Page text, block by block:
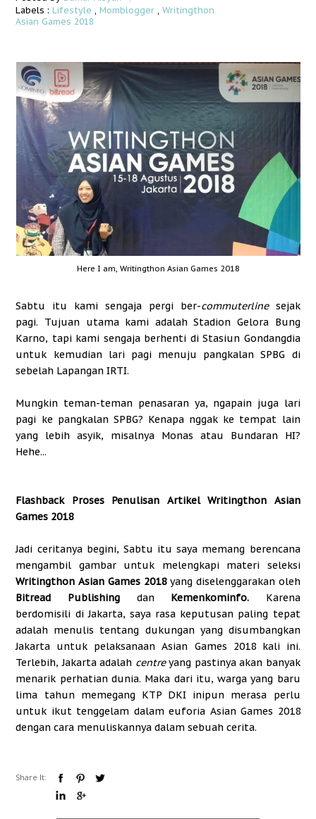
Labels :Lifestyle ,Momblogger ,Writingthon
Asian Games 2018
Here I am, Writingthon Asian Games 2018
Sabtu itu kami sengaja pergi ber-commuterlinesejak
pagi. Tujuan utama kami adalah Stadion Gelora Bung
Karno, tapi kami sengaja berhenti di Stasiun Gondangdia
untuk kemudian lari pagi menuju pangkalan SPBG di
sebelah Lapangan IRTI.
Mungkin teman-teman penasaran ya, ngapain juga lari
pagi ke pangkalan SPBG? Kenapa nggak ke tempat lain
yang lebih asyik, misalnya Monas atau Bundaran HI?
Hehe...
Flashback Proses Penulisan Artikel Writingthon Asian
Games 2018
Jadi ceritanya begini, Sabtu itu saya memang berencana
mengambil gambar untuk melengkapi materi seleksi
Writingthon Asian Games 2018yang diselenggarakan oleh
Bitread Publishing dan Kemenkominfo. Karena
berdomisili di Jakarta, saya rasa keputusan paling tepat
adalah menulis tentang dukungan yang disumbangkan
Jakarta untuk pelaksanaan Asian Games 2018 kali ini.
Terlebih, Jakarta adalah centreyang pastinya akan banyak
menarik perhatian dunia. Maka dari itu, warga yang baru
lima tahun memegang KTP DKI inipun merasa perlu
untuk ikut tenggelam dalam euforia Asian Games 2018
dengan cara menuliskannya dalam sebuah cerita.
Share It: